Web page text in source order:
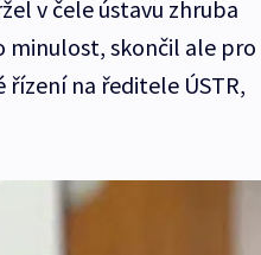
v čele ústavu zhruba
minulost, skončil ale pro
na ředitele ÚSTR,